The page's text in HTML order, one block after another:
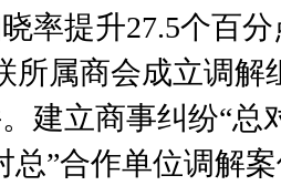
率提升27.5个百
所属商会成立调
建立商事纠纷“
总”合作单位调解